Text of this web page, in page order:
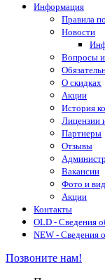
Информация
Правила
Новости
Вопросы
О скидках
Акции
История
Лицензии
Партнеры
Отзывы
Вакансии
Фото и
Акции
Контакты
OLD - Сведения
NEW - Сведения
Позвоните нам!